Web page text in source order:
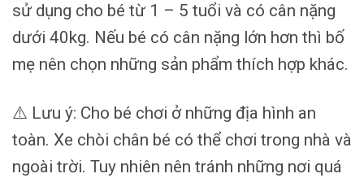
sử dụng cho bé từ 1 – 5 tuổi và có cân nặng
dưới 40kg. Nếu bé có cân nặng lớn hơn thì bố
mẹ nên chọn những sản phẩm thích hợp khác.
⚠️ Lưu ý: Cho bé chơi ở những địa hình an
toàn. Xe chòi chân bé có thể chơi trong nhà và
ngoài trời. Tuy nhiên nên tránh những nơi quá